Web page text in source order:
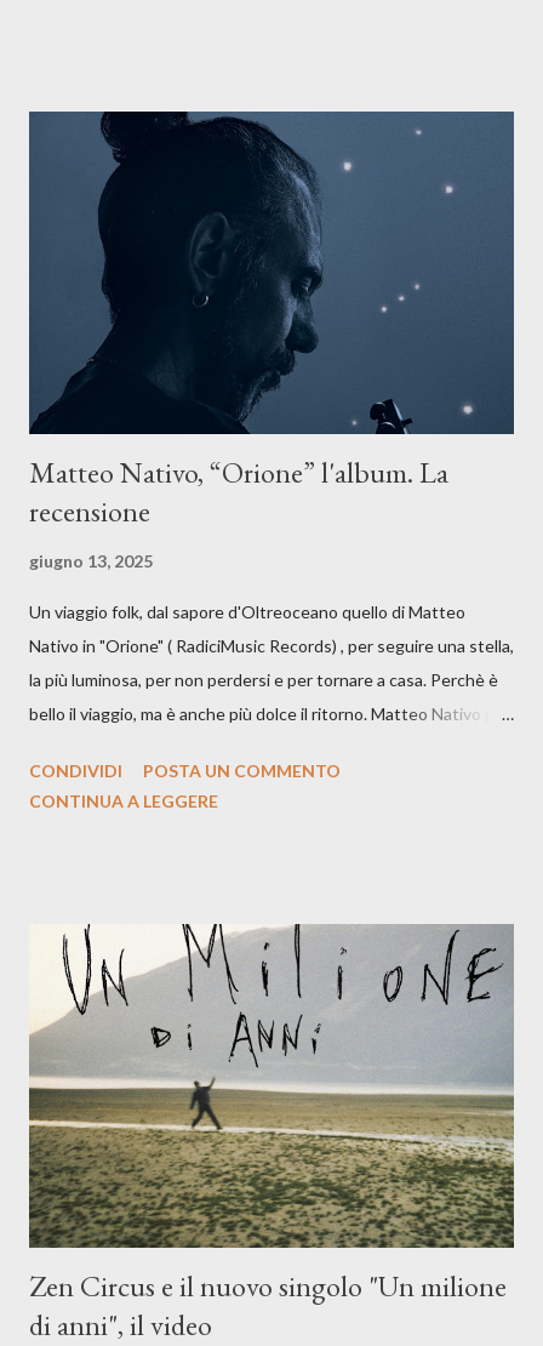
La canzone racconta la difficoltà di creare, e perfino di esistere,
sotto il peso della realtà. Ma lo fa cercando una via d’uscita, una
forma di assoluzione, nel vivere e nel suonare, nel trovare respiro
anche quando l’aria sembra farsi più densa. Il brano è anche una
dichiarazione d’intenti: Cico Messina apre il suo nuovo percorso
artistico con una composizi...
Matteo Nativo, “Orione” l'album. La
recensione
giugno 13, 2025
Un viaggio folk, dal sapore d'Oltreoceano quello di Matteo
Nativo in "Orione" ( RadiciMusic Records) , per seguire una stella,
la più luminosa, per non perdersi e per tornare a casa. Perchè è
bello il viaggio, ma è anche più dolce il ritorno. Matteo Nativo per
indubbiamente matura e consapevole oltre che con ottimi
Dicevamo. Ed è da qui che il nostro inizia questo concept
musicale, con " Che ora è" , raccontando la separazione dalla
moglie, del senso di sconfitta e del caldo afoso che opprime,
giusta condizione di sopraffazione: "Non so che ora è, che giorno
è, di questa estate che...". E' raro fare uscire come singolo una
cover, ma...
CONDIVIDI
POSTA UN COMMENTO
CONTINUA A LEGGERE
Zen Circus e il nuovo singolo "Un milione
di anni", il video